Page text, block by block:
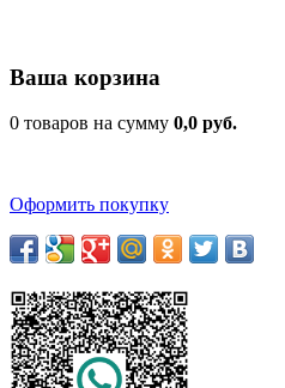
Ваша корзина
0 товаров на сумму 0,0 руб.
Оформить покупку